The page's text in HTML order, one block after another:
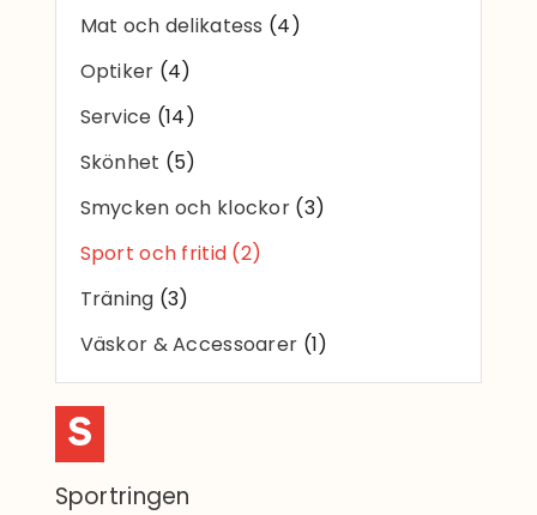
Mat och delikatess (4)
Optiker (4)
Service (14)
Skönhet (5)
Smycken och klockor(3)
Sport och fritid (2)
Träning (3)
Väskor & Accessoarer (1)
S
Sportringen